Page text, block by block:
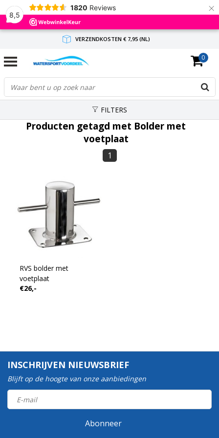
8,5
1820 Reviews ×
VERZENDKOSTEN € 7,95 (NL)
GRATIS VERZENDING(NL) VANAF € 65,-
BINNEN 1-3 WERKDAGEN ANTWOORD
0
FILTERS
Producten getagd met Bolder met
voetplaat
1
RVS bolder met
voetplaat
€26,-
INSCHRIJVEN NIEUWSBRIEF
Blijft op de hoogte van onze aanbiedingen
Abonneer